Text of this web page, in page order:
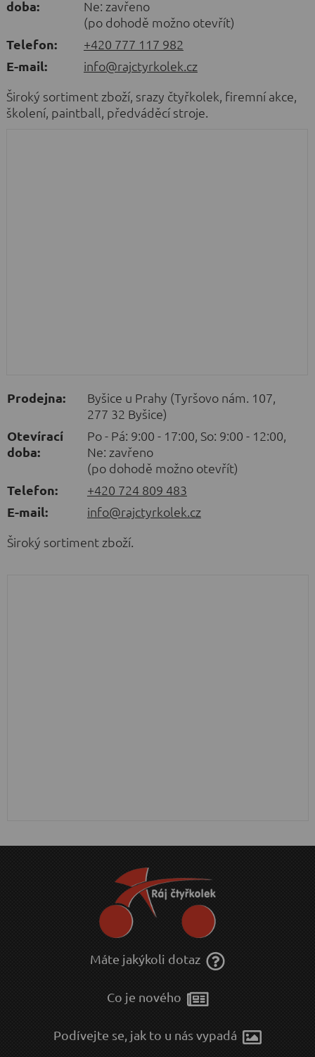
doba:
Ne: zavřeno
(po dohodě možno otevřít)
Telefon:
+420 777 117 982
E-mail:
info@rajctyrkolek.cz
Široký sortiment zboží, srazy čtyřkolek, firemní akce,
školení, paintball, předváděcí stroje.
Prodejna:
Byšice u Prahy (Tyršovo nám. 107,
277 32 Byšice)
Otevírací
doba:
Po - Pá: 9:00 - 17:00, So: 9:00 - 12:00,
Ne: zavřeno
(po dohodě možno otevřít)
Telefon:
+420 724 809 483
E-mail:
info@rajctyrkolek.cz
Široký sortiment zboží.
Máte jakýkoli dotaz
Co je nového
Podívejte se, jak to u nás vypadá